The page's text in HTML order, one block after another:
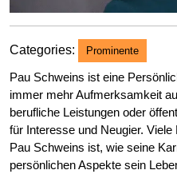
Categories: Prominente
Pau Schweins ist eine
immer mehr Aufmerksamkeit
berufliche Leistungen oder
für Interesse und Neugier.
Pau Schweins ist, wie seine
persönlichen Aspekte sein